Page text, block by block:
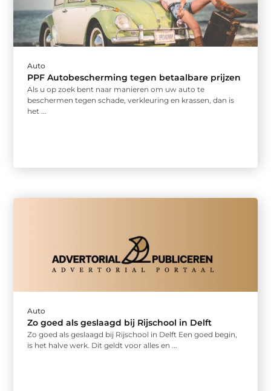
Auto
PPF Autobescherming tegen betaalbare prijzen
Als u op zoek bent naar manieren om uw auto te
beschermen tegen schade, verkleuring en krassen, dan is
het ...
Auto
Zo goed als geslaagd bij Rijschool in Delft
Zo goed als geslaagd bij Rijschool in Delft Een goed begin,
is het halve werk. Dit geldt voor alles en ...